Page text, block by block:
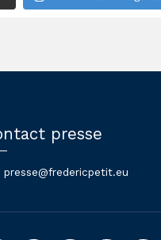
presse
presse@fredericpetit.eu